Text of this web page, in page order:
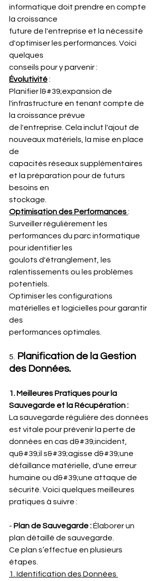
informatique doit prendre en compte
la croissance
future de l'entreprise et la nécessité
d'optimiser les performances. Voici
quelques
conseils pour y parvenir :
Évolutivité :
Planifier l&#39;expansion de
l'infrastructure en tenant compte de
la croissance prévue
de l'entreprise. Cela inclut l'ajout de
nouveaux matériels, la mise en place
de
capacités réseaux supplémentaires
et la préparation pour de futurs
besoins en
stockage.
Optimisation des Performances :
Surveiller régulièrement les
performances du parc informatique
pour identifier les
goulots d'étranglement, les
ralentissements ou les problèmes
potentiels.
Optimiser les configurations
matérielles et logicielles pour garantir
des
performances optimales.
5.
Planification de la Gestion
des Données.
1. Meilleures Pratiques pour la
Sauvegarde et la Récupération :
La sauvegarde régulière des données
est vitale pour prévenir la perte de
données en cas d&#39;incident,
qu&#39;il s&#39;agisse d&#39;une
défaillance matérielle, d'une erreur
humaine ou d&#39;une attaque de
sécurité. Voici quelques meilleures
pratiques à suivre :
- Plan de Sauvegarde : Élaborer un
plan détaillé de sauvegarde.
Ce plan s’effectue en plusieurs
étapes.
1. Identification des Données